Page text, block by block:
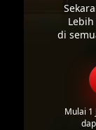
di
Mulai 1